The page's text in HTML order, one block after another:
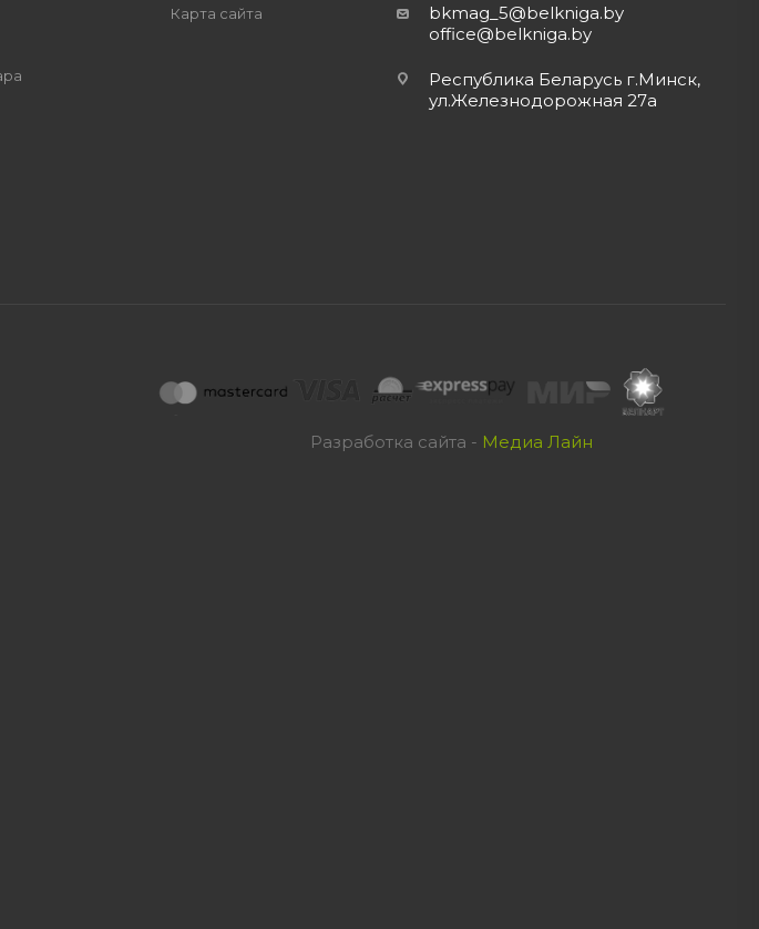
Карта сайта
bkmag_5@belkniga.by
office@belkniga.by
Республика Беларусь г.Минск,
ул.Железнодорожная 27а
Разработка сайта - Медиа Лайн